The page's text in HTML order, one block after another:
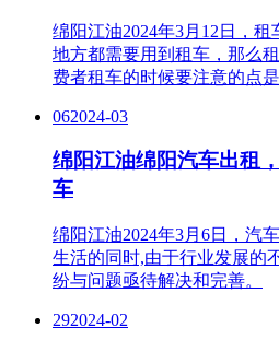
绵阳江油2024年3月12日，
地方都需要用到租车，那么
费者租车的时候要注意的点
062024-03
绵阳江油绵阳汽车出租
车
绵阳江油2024年3月6日，汽
生活的同时,由于行业发展的
纷与问题亟待解决和完善。
292024-02